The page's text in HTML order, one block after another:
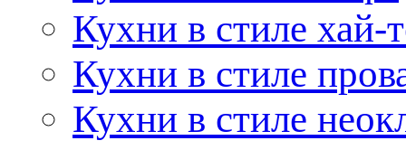
Кухни в стиле хай-
Кухни в стиле
Кухни в стиле